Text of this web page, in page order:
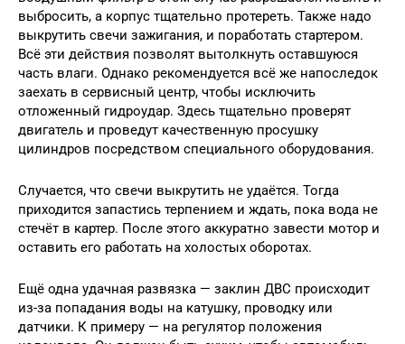
выбросить, а корпус тщательно протереть. Также надо
выкрутить свечи зажигания, и поработать стартером.
Всё эти действия позволят вытолкнуть оставшуюся
часть влаги. Однако рекомендуется всё же напоследок
заехать в сервисный центр, чтобы исключить
отложенный гидроудар. Здесь тщательно проверят
двигатель и проведут качественную просушку
цилиндров посредством специального оборудования.
Случается, что свечи выкрутить не удаётся. Тогда
приходится запастись терпением и ждать, пока вода не
стечёт в картер. После этого аккуратно завести мотор и
оставить его работать на холостых оборотах.
Ещё одна удачная развязка — заклин ДВС происходит
из-за попадания воды на катушку, проводку или
датчики. К примеру — на регулятор положения